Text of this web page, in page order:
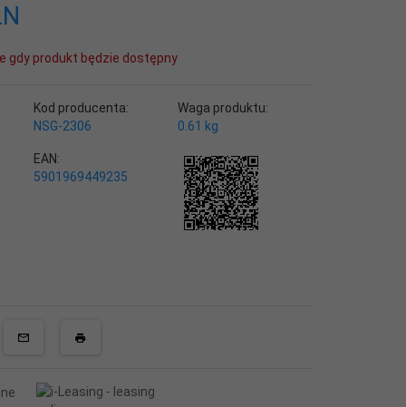
gdy produkt będzie dostępny
Kod producenta:
NSG-2306
Waga produktu:
0.61 kg
EAN:
5901969449235